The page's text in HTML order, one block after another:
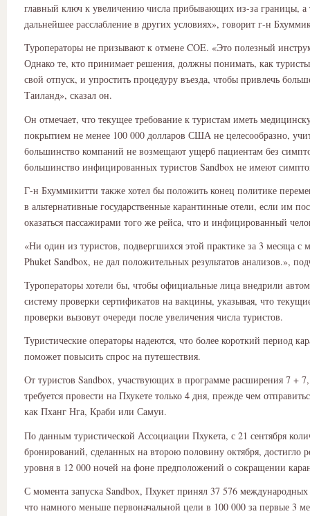
главный ключ к увеличению числа прибывающих из-за границы, а
дальнейшее расслабление в других условиях», говорит г-н
Туроператоры не призывают к отмене COE. «Это полезный
Однако те, кто принимает решения, должны понимать, как
свой отпуск, и упростить процедуру въезда, чтобы привлечь
Таиланд», сказал он.
Он отмечает, что текущее требование к туристам иметь
покрытием не менее 100 000 долларов США не целесообразно,
большинство компаний не возмещают ущерб пациентам без
большинство инфицированных туристов Sandbox не имеют
Г-н Бхуммикитти также хотел бы положить конец политике
в альтернативные государственные карантинные отели, если им
оказаться пассажирами того же рейса, что и инфицированный
«Ни один из туристов, подвергшихся этой практике за 3 месяца с
Phuket Sandbox, не дал положительных результатов анализов.»,
Туроператоры хотели бы, чтобы официальные лица внедрили
систему проверки сертификатов на вакцины, указывая, что
проверки вызовут очереди после увеличения числа туристов.
Туристические операторы надеются, что более короткий период
поможет повысить спрос на путешествия.
От туристов Sandbox, участвующих в программе расширения 7 + 7,
требуется провести на Пхукете только 4 дня, прежде чем
как Пханг Нга, Краби или Самуи.
По данным туристической Ассоциации Пхукета, с 21 сентября
бронирований, сделанных на второю половину октября, достигло
уровня в 12 000 ночей на фоне предположений о сокращении
С момента запуска Sandbox, Пхукет принял 37 576 международных
что намного меньше первоначальной цели в 100 000 за первые 3